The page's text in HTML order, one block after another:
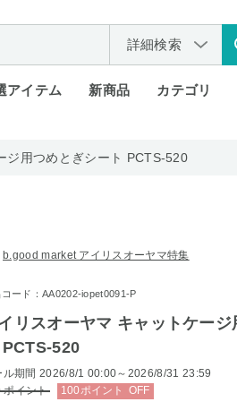
詳細検索
アイテム 新商品 カテゴリ
ジ用つめとぎシート PCTS-520
b.good market アイリスオーヤマ特集
ード：AA0202-iopet0091-P
リスオーヤマ キャットケー
PCTS-520
ル期間 2026/8/1 00:00～2026/8/31 23:59
ポイント 100ポイント OFF